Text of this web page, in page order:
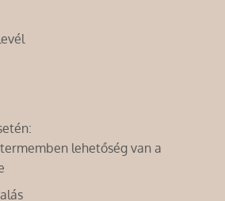
lehetőség van a